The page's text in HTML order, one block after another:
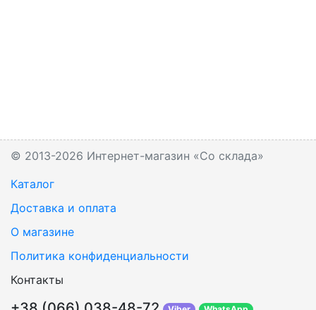
© 2013-2026 Интернет-магазин «Со склада»
Каталог
Доставка и оплата
О магазине
Политика конфиденциальности
Контакты